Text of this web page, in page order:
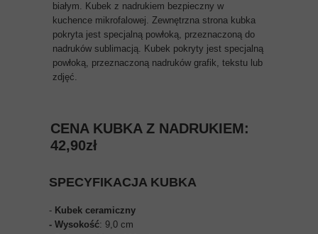
białym. Kubek z nadrukiem bezpieczny w
kuchence mikrofalowej. Zewnętrzna strona kubka
pokryta jest specjalną powłoką, przeznaczoną do
nadruków sublimacją. Kubek pokryty jest specjalną
powłoką, przeznaczoną nadruków grafik, tekstu lub
zdjęć.
CENA KUBKA Z NADRUKIEM:
42,90zł
SPECYFIKACJA KUBKA
- Kubek ceramiczny
- Wysokość: 9,0 cm